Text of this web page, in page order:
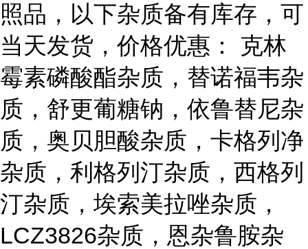
照品，以下杂质备有库存，可
当天发货，价格优惠： 克林
霉素磷酸酯杂质，替诺福韦杂
质，舒更葡糖钠，依鲁替尼杂
质，奥贝胆酸杂质，卡格列净
杂质，利格列汀杂质，西格列
汀杂质，埃索美拉唑杂质，
LCZ3826杂质，恩杂鲁胺杂